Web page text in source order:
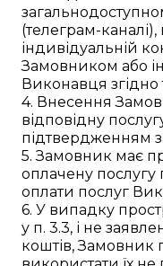
(телеграм-
індивідуальній
Замовником або
Виконавця згідно
4. Внесення
відповідну
підтвердженням
5. Замовник має
оплачену послугу
оплати послуг
6. У випадку
у п. 3.3, і не
коштів, Замовник